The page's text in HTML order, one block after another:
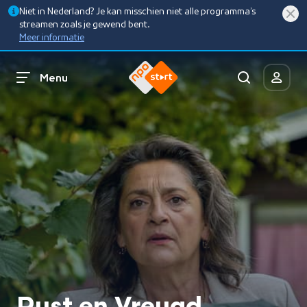
Niet in Nederland? Je kan misschien niet alle programma’s
streamen zoals je gewend bent.
Meer informatie
Menu